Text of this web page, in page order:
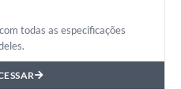
todas as especificações